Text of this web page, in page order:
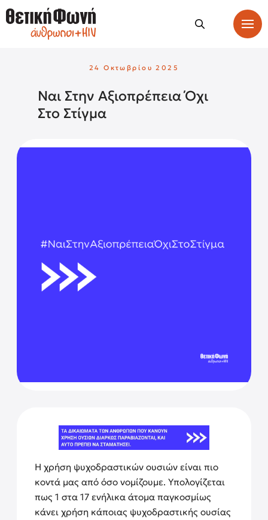
24 Οκτωβρίου 2025
Ναι Στην Αξιοπρέπεια Όχι
Στο Στίγμα
Η χρήση ψυχοδραστικών ουσιών είναι πιο
κοντά μας από όσο νομίζουμε. Υπολογίζεται
πως 1 στα 17 ενήλικα άτομα παγκοσμίως
κάνει χρήση κάποιας ψυχοδραστικής ουσίας